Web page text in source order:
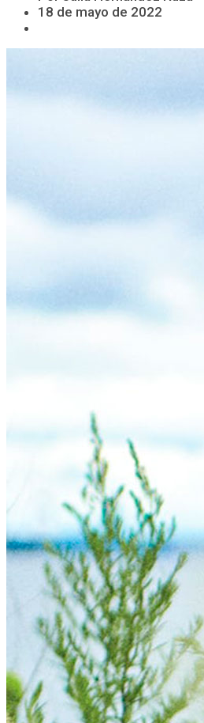
18 de mayo de 2022